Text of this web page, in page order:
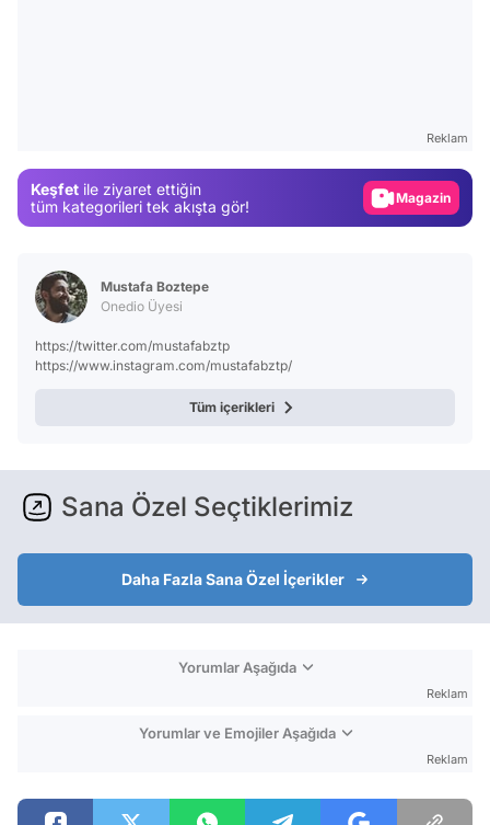
Reklam
Keşfet ile ziyaret ettiğin
tüm kategorileri tek akışta gör!
Magazin
Mustafa Boztepe
Onedio Üyesi
https://twitter.com/mustafabztp
https://www.instagram.com/mustafabztp/
Tüm içerikleri
Sana Özel Seçtiklerimiz
Daha Fazla Sana Özel İçerikler
Yorumlar Aşağıda
Reklam
Yorumlar ve Emojiler Aşağıda
Reklam